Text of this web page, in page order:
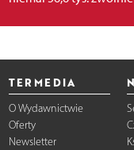
TERMEDIA
O Wydawnictwie
Oferty
Newsletter